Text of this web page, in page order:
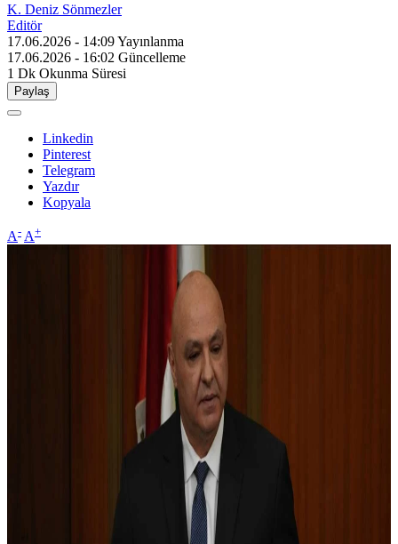
K. Deniz Sönmezler
Editör
17.06.2026 - 14:09Yayınlanma
17.06.2026 - 16:02 Güncelleme
1 Dk Okunma Süresi
Paylaş
Linkedin
Pinterest
Telegram
Yazdır
Kopyala
A- A+